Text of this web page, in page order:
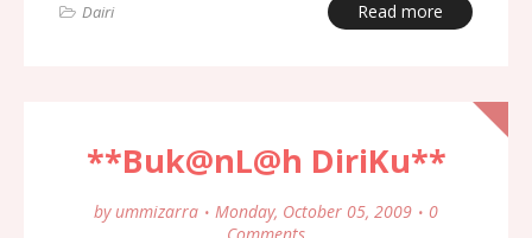
Dairi Read more
**Buk@nL@h DiriKu**
by ummizarra Monday, October 05, 2009
0